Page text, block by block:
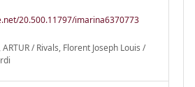
20.500.11797/imarina6370773
ARTUR / Rivals, Florent Joseph Louis /